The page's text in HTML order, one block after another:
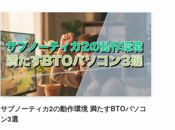
サブノーティカ2の動作環境 満たすBTOパソコ
ン3選